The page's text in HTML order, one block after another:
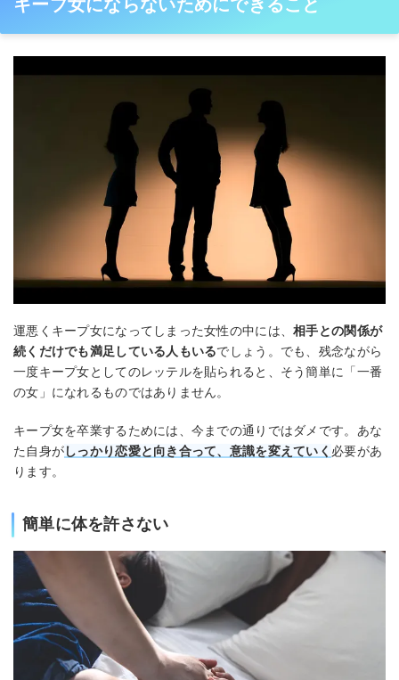
キープ女にならないためにできること
運悪くキープ女になってしまった女性の中には、相手との関係が
続くだけでも満足している人もいるでしょう。でも、残念ながら
一度キープ女としてのレッテルを貼られると、そう簡単に「一番
の女」になれるものではありません。
キープ女を卒業するためには、今までの通りではダメです。あな
た自身がしっかり恋愛と向き合って、意識を変えていく 必要があ
ります。
簡単に体を許さない